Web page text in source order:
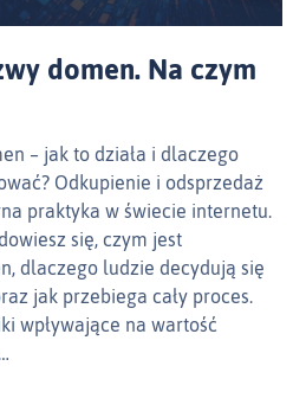
domen. Na czym
– jak to działa i dlaczego
Odkupienie i odsprzedaż
praktyka w świecie internetu.
się, czym jest
dlaczego ludzie decydują się
jak przebiega cały proces.
wpływające na wartość